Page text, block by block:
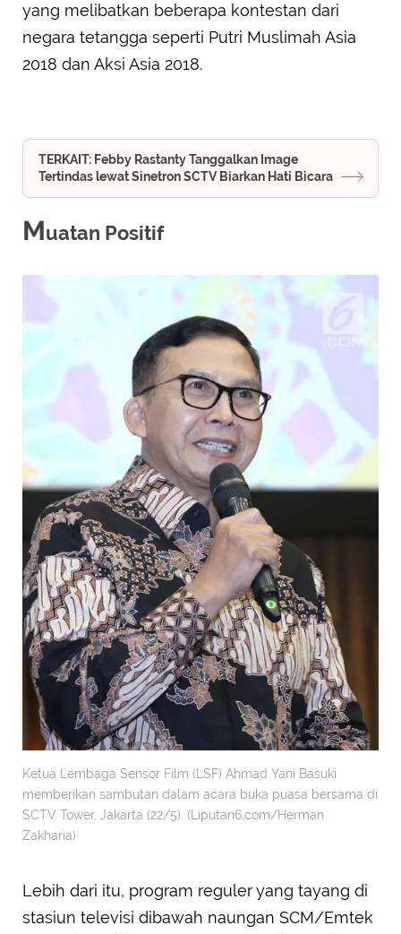
yang melibatkan beberapa kontestan dari
negara tetangga seperti Putri Muslimah Asia
2018 dan Aksi Asia 2018.
TERKAIT: Febby Rastanty Tanggalkan Image
Tertindas lewat Sinetron SCTV Biarkan Hati Bicara
Muatan Positif
Ketua Lembaga Sensor Film (LSF) Ahmad Yani Basuki
memberikan sambutan dalam acara buka puasa bersama di
SCTV Tower, Jakarta (22/5). (Liputan6.com/Herman
Zakharia)
Lebih dari itu, program reguler yang tayang di
stasiun televisi dibawah naungan SCM/Emtek